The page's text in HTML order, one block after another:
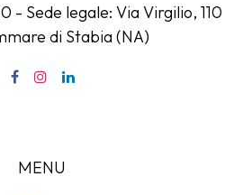
- Sede legale: Via Virgilio, 110
di Stabia (NA)
MENU